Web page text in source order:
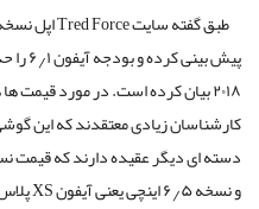
۲۰۱۸ بیان کرده است. در مورد
و نسخه ۶٫۵ اینچی یعنی آیفون XS پلاس از ۱۰۰۰ دلار شروع خواهد شد.